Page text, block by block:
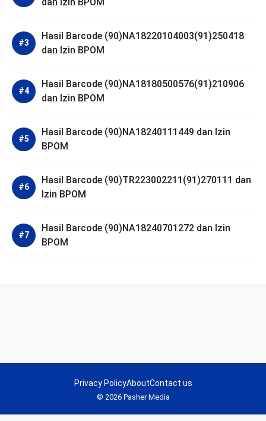
Hasil Barcode (90)NA18220104003(91)250418
dan Izin BPOM
Hasil Barcode (90)NA18180500576(91)210906
dan Izin BPOM
Hasil Barcode (90)NA18240111449 dan Izin
BPOM
Hasil Barcode (90)TR223002211(91)270111 dan
Izin BPOM
Hasil Barcode (90)NA18240701272 dan Izin
BPOM
© 2026 Pasher Media
Privacy PolicyAboutContact us